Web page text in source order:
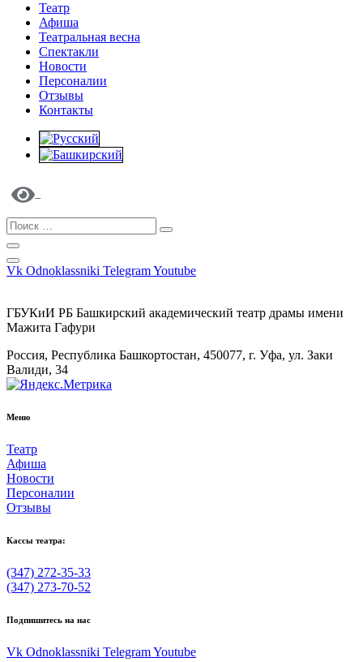
Театр
Афиша
Театральная весна
Спектакли
Новости
Персоналии
Отзывы
Контакты
Vk Odnoklassniki TelegramYoutube
ГБУКиИ РБ Башкирский академический театр драмы имени
Мажита Гафури
Россия, Республика Башкортостан, 450077, г. Уфа, ул. Заки
Валиди, 34
Меню
Театр
Афиша
Новости
Персоналии
Отзывы
Кассы театра:
(347) 272-35-33
(347) 273-70-52
Подпишитесь на нас
Vk Odnoklassniki TelegramYoutube